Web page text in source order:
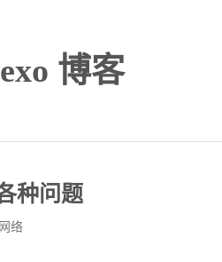
博客
种问题
络